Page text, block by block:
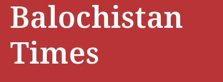
Balochistan
Times